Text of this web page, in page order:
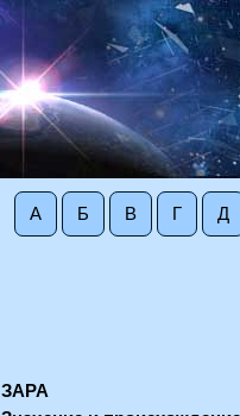
А Б В Г Д
ЗАРА